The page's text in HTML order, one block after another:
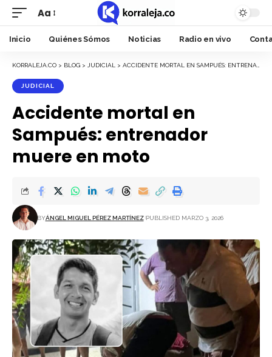
Font
Resizer
Aa
Inicio Quiénes Sómos Noticias Radio en vivo
KORRALEJA.CO > BLOG > JUDICIAL > ACCIDENTE MORTAL EN SAMPUÉS: ENTRENADOR MUERE EN MOTO
JUDICIAL
Accidente mortal en
Sampués: entrenador
muere en moto
BYÁNGEL MIGUEL PÉREZ MARTÍNEZ PUBLISHED MARZO 3, 2026